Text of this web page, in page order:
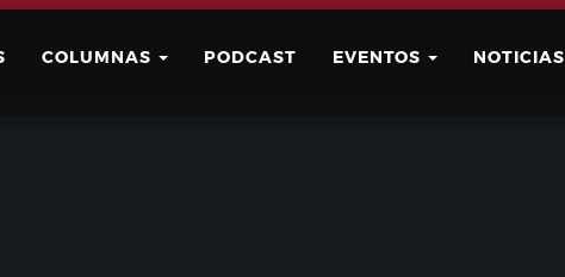
COLUMNAS PODCAST EVENTOS NOTICIAS